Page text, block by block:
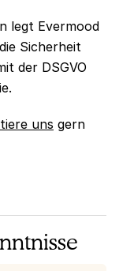
legt Evermood
Sicherheit
der DSGVO
uns gern